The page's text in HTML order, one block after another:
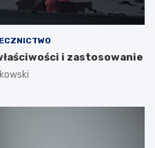
i zastosowanie